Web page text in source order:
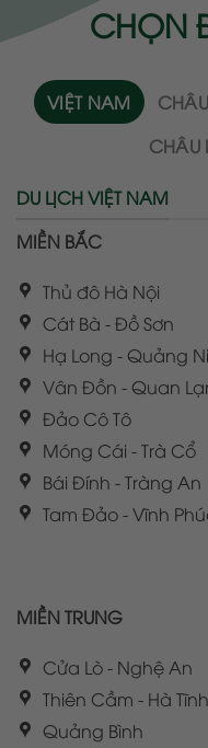
CHỌN
VIỆT NAM
CHÂU
DU LỊCH VIỆT NAM
MIỀN BẮC
Thủ đô Hà Nội
Cát Bà - Đồ Sơn
Hạ Long - Quảng
Vân Đồn - Quan
Đảo Cô Tô
Móng Cái - Trà Cổ
Bái Đính - Tràng An
Tam Đảo - Vĩnh
MIỀN TRUNG
Cửa Lò - Nghệ An
Thiên Cầm - Hà Tĩnh
Quảng Bình